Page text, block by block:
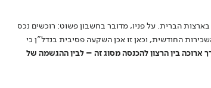
הברית. על פניו, מדובר בחשבון פשוט: רוכשים נכס
החודשית, וכאן זו אכן השקעה פסיבית בנדל"ן כי
ארוכה בין הרצון להכנסה מסוג זה – לבין ההגשמה של